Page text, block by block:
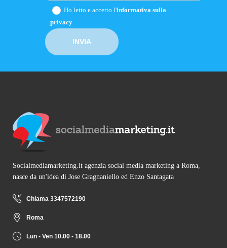
Ho letto e accetto l'informativa sulla
privacy
Socialmediamarketing.it agenzia social media marketing a Roma,
nasce da un'idea di Jose Gragnaniello ed Enzo Santagata
Chiama 3347572190
Roma
Lun - Ven 10.00 - 18.00